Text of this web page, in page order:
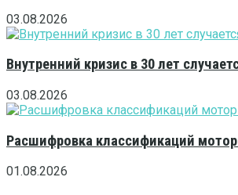
03.08.2026
Внутренний кризис в 30 лет
03.08.2026
Расшифровка классификаций
01.08.2026